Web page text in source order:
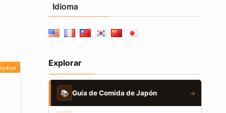
Idioma
Explorar
📚 Guía de Comida de Japón →